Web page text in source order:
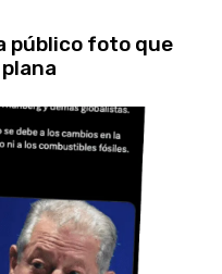
público foto que